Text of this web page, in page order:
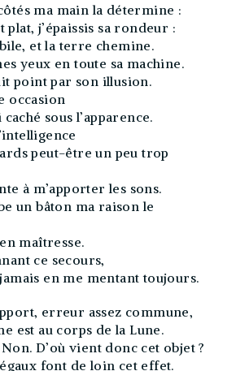
ma main la détermine :
j’épaissis sa rondeur :
et la terre chemine.
yeux en toute sa machine.
point par son illusion.
occasion
sous l’apparence.
peut-être un peu trop
à m’apporter les sons.
un bâton ma raison le
maîtresse.
ce secours,
en me mentant toujours.
erreur assez commune,
est au corps de la Lune.
D’où vient donc cet objet ?
font de loin cet effet.